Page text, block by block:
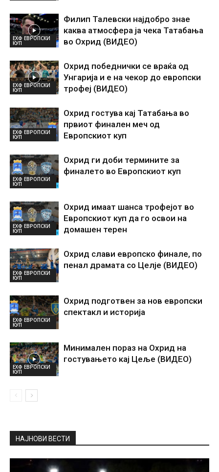
ЕХФ ЕВРОПСКИ
КУП
Филип Талевски најдобро знае
каква атмосфера ја чека Татабања
во Охрид (ВИДЕО)
ЕХФ ЕВРОПСКИ
КУП
Охрид победнички се враќа од
Унгарија и е на чекор до европски
трофеј (ВИДЕО)
ЕХФ ЕВРОПСКИ
КУП
Охрид гостува кај Татабања во
првиот финален меч од
Европскиот куп
ЕХФ ЕВРОПСКИ
КУП
Охрид ги доби термините за
финалето во Европскиот куп
ЕХФ ЕВРОПСКИ
КУП
Охрид имаат шанса трофејот во
Европскиот куп да го освои на
домашен терен
ЕХФ ЕВРОПСКИ
КУП
Охрид слави европско финале, по
пенал драмата со Целје (ВИДЕО)
ЕХФ ЕВРОПСКИ
КУП
Охрид подготвен за нов европски
спектакл и историја
ЕХФ ЕВРОПСКИ
КУП
Минимален пораз на Охрид на
гостувањето кај Цеље (ВИДЕО)
НАЈНОВИ ВЕСТИ